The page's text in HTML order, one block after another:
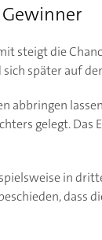
steigt die
später auf
abbringen
gelegt.
in
dass